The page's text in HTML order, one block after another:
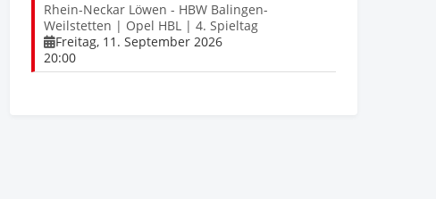
Rhein-Neckar Löwen - HBW Balingen-
Weilstetten | Opel HBL | 4. Spieltag
Freitag, 11. September 2026
20:00